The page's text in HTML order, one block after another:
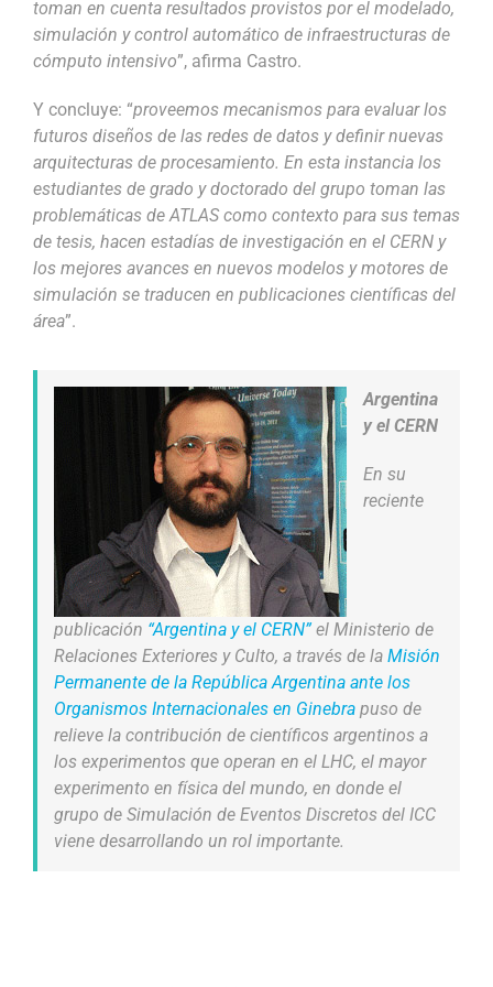
toman en cuenta resultados provistos por el modelado,
simulación y control automático de infraestructuras de
cómputo intensivo”, afirma Castro.
Y concluye: “proveemos mecanismos para evaluar los
futuros diseños de las redes de datos y definir nuevas
arquitecturas de procesamiento. En esta instancia los
estudiantes de grado y doctorado del grupo toman las
problemáticas de ATLAS como contexto para sus temas
de tesis, hacen estadías de investigación en el CERN y
los mejores avances en nuevos modelos y motores de
simulación se traducen en publicaciones científicas del
área”.
Argentina
y el CERN
En su
reciente
publicación “Argentina y el CERN”el Ministerio de
Relaciones Exteriores y Culto, a través de la Misión
Permanente de la República Argentina ante los
Organismos Internacionales en Ginebra puso de
relieve la contribución de científicos argentinos a
los experimentos que operan en el LHC, el mayor
experimento en física del mundo, en donde el
grupo de Simulación de Eventos Discretos del ICC
viene desarrollando un rol importante.